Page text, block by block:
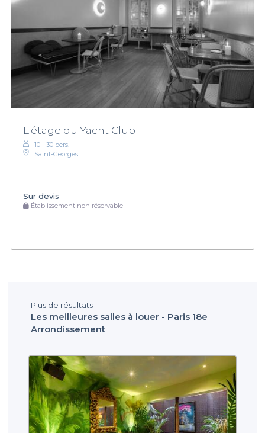
L'étage du Yacht Club
10 - 30 pers.
Saint-Georges
Sur devis
Établissement non réservable
Plus de résultats
Les meilleures salles à louer - Paris 18e
Arrondissement